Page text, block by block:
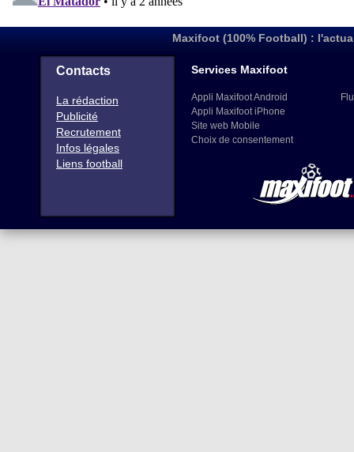
Maxifoot (100% Football) :
Contacts
La rédaction
Publicité
Recrutement
Infos légales
Liens football
Services Maxifoot
Appli Maxifoot Android
Appli Maxifoot iPhone
Site web Mobile
Choix de consentement